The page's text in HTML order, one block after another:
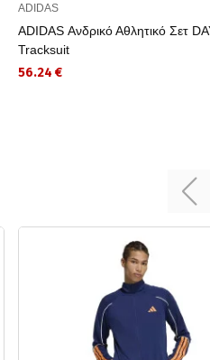
ADIDAS
ADIDAS Ανδρικό Αθλητικό Σετ
Tracksuit
56.24 €